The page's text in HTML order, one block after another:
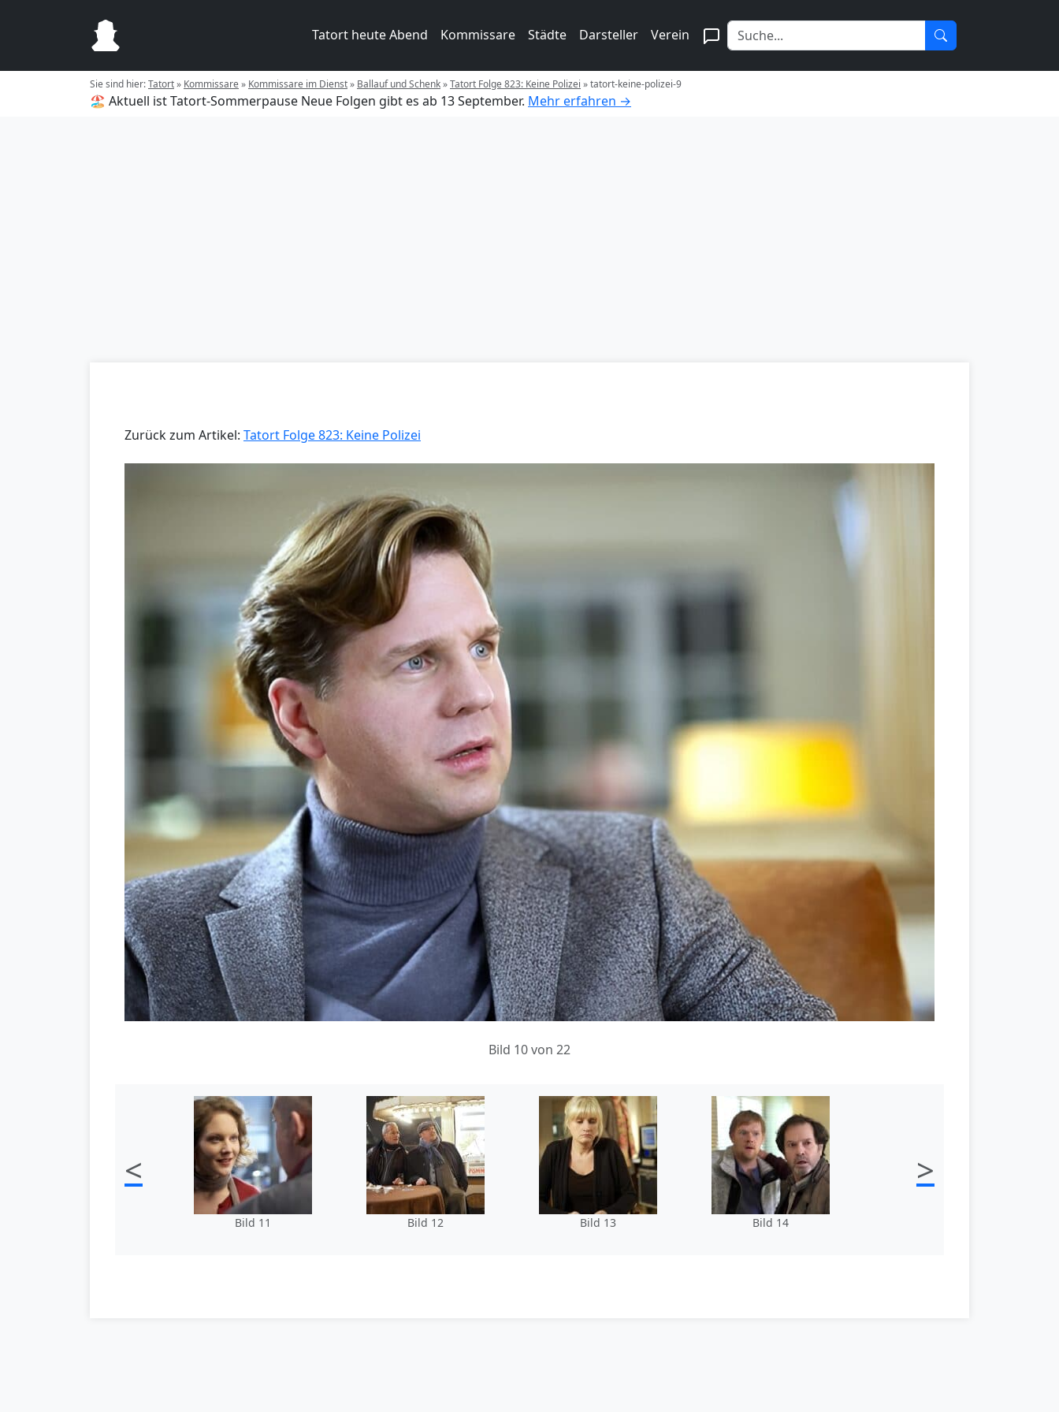
Tatort heute Abend Kommissare Städte Darsteller Verein
Sie sind hier:Tatort» Kommissare» Kommissare im Dienst» Ballauf und Schenk»Tatort Folge 823: Keine Polizei »tatort-keine-polizei-9
🏖️ Aktuell ist Tatort-Sommerpause Neue Folgen gibt es ab 13 September. Mehr erfahren →
Zurück zum Artikel: Tatort Folge 823: Keine Polizei
Bild 10 von 22
<
Bild 11 Bild 12 Bild 13 Bild 14
>